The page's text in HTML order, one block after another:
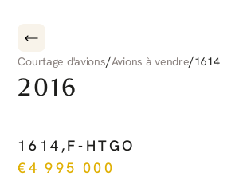
Courtage d'avions/Avions à vendre/1614
2016
1614 ,F-HTGO
€4 995 000